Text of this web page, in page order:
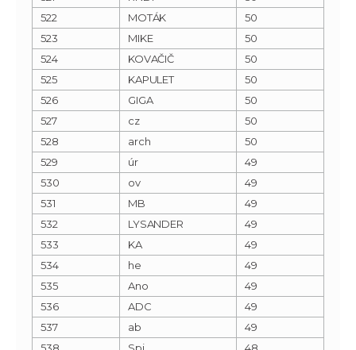
522
MOTÁK
50
523
MIKE
50
524
KOVAČIČ
50
525
KAPULET
50
526
GIGA
50
527
cz
50
528
arch
50
529
úr
49
530
ov
49
531
MB
49
532
LYSANDER
49
533
KA
49
534
he
49
535
Ano
49
536
ADC
49
537
ab
49
538
Spi 48